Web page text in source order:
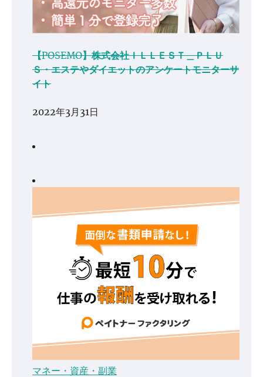
【POSEMO】株式会社ＩＬＬＥＳＴ＿ＰＬＵ
Ｓ・エステやダイエットのアンケートモニターサ
イト
2022年3月31日
マネー・資産・副業